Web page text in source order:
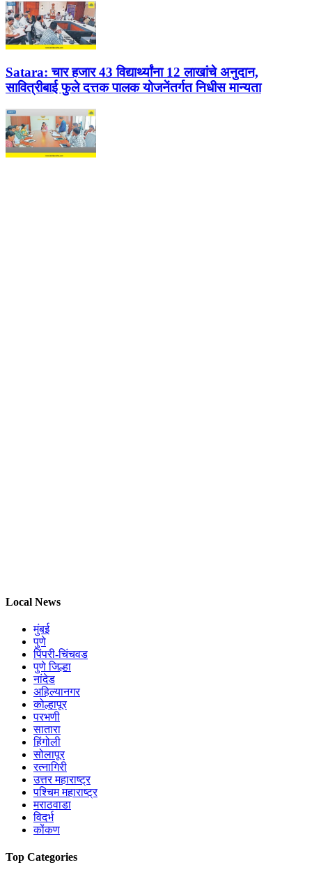
Satara: चार हजार 43 विद्यार्थ्यांना 12 लाखांचे अनुदान,
सावित्रीबाई फुले दत्तक पालक योजनेंतर्गत निधीस मान्यता
Local News
मुंबई
पुणे
पिंपरी-चिंचवड
पुणे जिल्हा
नांदेड
अहिल्यानगर
कोल्हापूर
परभणी
सातारा
हिंगोली
सोलापूर
रत्नागिरी
उत्तर महाराष्ट्र
पश्चिम महाराष्ट्र
मराठवाडा
विदर्भ
कोंकण
Top Categories